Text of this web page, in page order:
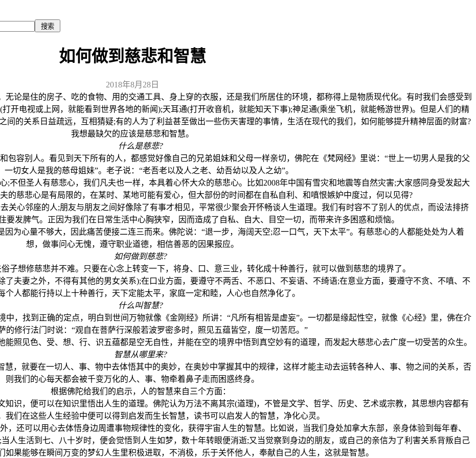
如何做到慈悲和智慧
2018年8月28日
是住的房子、吃的食物、用的交通工具、身上穿的衣服，还是我们所居住的环境，都称得上是物质现代化。有时我们会感受到
开电视或上网，就能看到世界各地的新闻);天耳通(打开收音机，就能知天下事);神足通(乘坐飞机，就能畅游世界)。但是人们的精
间的关系日益疏远，互相猜疑;有的人为了利益甚至做出一些伤天害理的事情，生活在现代的我们，如何能够提升精神层面的财富?
我想最缺欠的应该是慈悲和智慧。
什么是慈悲?
容别人。看见到天下所有的人，都感觉好像自己的兄弟姐妹和父母一样亲切，佛陀在《梵网经》里说：“世上一切男人是我的父
一切女人是我的慈母姐妹”。老子说：“老吾老以及人之老、幼吾幼以及人之幼”。
但圣人有慈悲心，我们凡夫也一样，本具着心怀大众的慈悲心。比如2008年中国有雪灾和地震等自然灾害;大家感同身受发起大
的慈悲心是有局限的，在某时、某地可能有爱心，但大部份的时间都在自私自利、和嗔恨嫉妒中度过，何以见得?
心邻座的人;朋友与朋友之间好像除了有事才相见，平常很少聚会开怀畅谈人生道理。我们有时容不了别人的优点，而设法排挤
要发脾气。正因为我们在日常生活中心胸狭窄，因而造成了自私、自大、目空一切，而带来许多困惑和烦恼。
心量不够大，因此痛苦便接二连三而来。佛陀说：“退一步，海阔天空;忍一口气，天下太平”。有慈悲心的人都能处处为人着
想，做事问心无愧，遵守职业道德，相信善恶的因果报应。
如何做到慈悲?
想修慈悲并不难。只要在心念上转变一下，将身、口、意三业，转化成十种善行，就可以做到慈悲的境界了。
妻之外，不得有其他的男女关系);在口业方面，要遵守不两舌、不恶口、不妄语、不绮语;在意业方面，要遵守不贪、不嗔、不
个人都能行持以上十种善行，天下定能太平，家庭一定和睦，人心也自然净化了。
什么叫智慧?
找到正确的定点，明白到世间万物就像《金刚经》所讲：“凡所有相皆是虚妄”。一切都是缘起性空，就像《心经》里，佛在介
的修行法门时说：“观自在菩萨行深般若波罗密多时，照见五蕴皆空，度一切苦厄。”
见色、受、想、行、识五蕴都是空无自性，并能在空的境界中悟到真空妙有的道理，而发起大慈悲心去广度一切受苦的众生。
智慧从哪里来?
就要在一切人、事、物中去体悟其中的奥妙，在奥妙中掌握其中的规律，这样才能主动去运转各种人、事、物之间的关系，否
则我们的心每天都会被千变万化的人、事、物牵着鼻子走而困惑终身。
根据佛陀给我们的启示，人的智慧来自三个方面：
，便可以在知识里悟出人生的道理。佛陀认为万法不离其宗(道理)，不管是文学、哲学、历史、艺术或宗教，其思想内容都有
我们在这些人生经验中便可以得到启发而生长智慧，读书可以启发人的智慧，净化心灵。
还可以用心去体悟身边周遭事物规律性的变化，获得宇宙人生的智慧。比如说，当我们身处加拿大东部，亲身体验到每年春、
人生活到七、八十岁时，便会觉悟到人生如梦，数十年转眼便消逝;又当觉察到身边的朋友，或自己的亲信为了利害关系背叛自己
如果能够在瞬间万变的梦幻人生里积极进取，不消极，乐于关怀他人，奉献自己的人生，这就是智慧。